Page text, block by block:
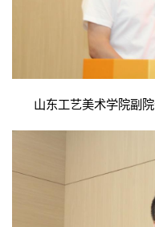
山东工艺美术学院副